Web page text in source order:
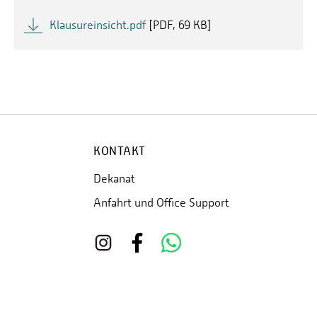
Klausureinsicht.pdf [PDF 69 KB]
KONTAKT
Dekanat
Anfahrt und Office Support